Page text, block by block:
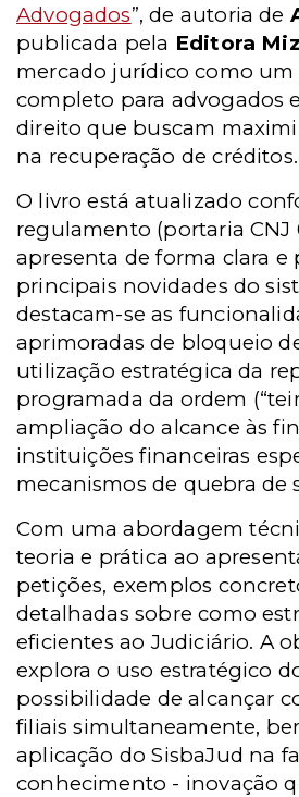
Advogados”, de autoria de
publicada pela Editora
mercado jurídico como
completo para advogados
direito que buscam
na recuperação de créditos.
O livro está atualizado
regulamento (portaria CNJ
apresenta de forma clara e
principais novidades do
destacam-se as
aprimoradas de bloqueio
utilização estratégica da
programada da ordem
ampliação do alcance às
instituições financeiras
mecanismos de quebra de
Com uma abordagem
teoria e prática ao
petições, exemplos
detalhadas sobre como
eficientes ao Judiciário. A
explora o uso estratégico
possibilidade de alcançar
filiais simultaneamente,
aplicação do SisbaJud na
conhecimento - inovação